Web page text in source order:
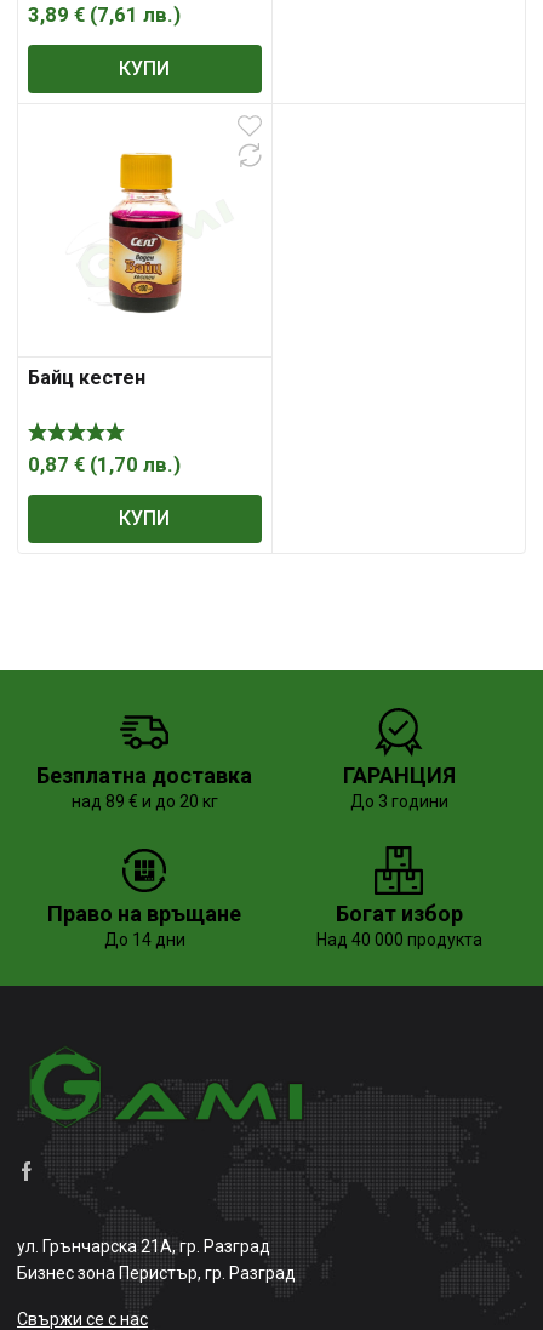
3,89 € (7,61 лв.)
КУПИ
Байц кестен
0,87 € (1,70 лв.)
КУПИ
Безплатна доставка
над 89 € и до 20 кг
ГАРАНЦИЯ
До 3 години
Право на връщане
До 14 дни
Богат избор
Над 40 000 продукта
ул. Грънчарска 21А, гр. Разград
Бизнес зона Перистър, гр. Разград
Свържи се с нас